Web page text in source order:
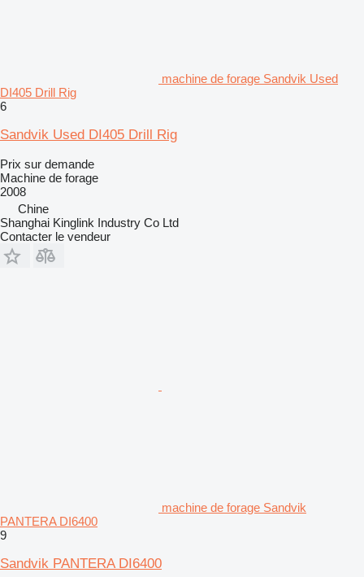
machine de forage Sandvik Used
DI405 Drill Rig
6
Sandvik Used DI405 Drill Rig
Prix sur demande
Machine de forage
2008
Chine
Shanghai Kinglink Industry Co Ltd
Contacter le vendeur
machine de forage Sandvik
PANTERA DI6400
9
Sandvik PANTERA DI6400